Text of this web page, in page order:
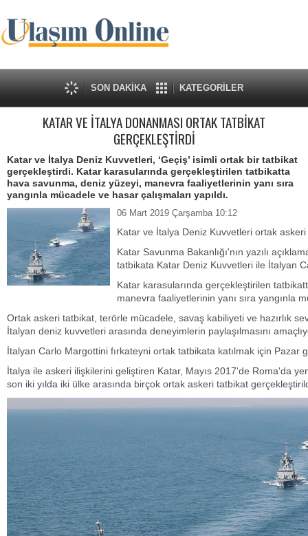
SON DAKİKA KATEGORİLER
KATAR VE İTALYA DONANMASI ORTAK TATBİKAT
GERÇEKLEŞTİRDİ
Katar ve İtalya Deniz Kuvvetleri, ‘Geçiş’ isimli ortak bir tatbikat
gerçekleştirdi. Katar karasularında gerçekleştirilen tatbikatta
hava savunma, deniz yüzeyi, manevra faaliyetlerinin yanı sıra
yangınla mücadele ve hasar çalışmaları yapıldı.
06 Mart 2019 Çarşamba 10:12
Katar ve İtalya Deniz Kuvvetleri ortak
Katar Savunma Bakanlığı'nın yazılı
tatbikata Katar Deniz Kuvvetleri ile İtalyan
Katar karasularında gerçekleştirilen
manevra faaliyetlerinin yanı sıra yangınla
Ortak askeri tatbikat, terörle mücadele, savaş kabiliyeti ve hazırlık
İtalyan deniz kuvvetleri arasında deneyimlerin paylaşılmasını
İtalyan Carlo Margottini fırkateyni ortak tatbikata katılmak için Pazar
İtalya ile askeri ilişkilerini geliştiren Katar, Mayıs 2017'de Roma'da
son iki yılda iki ülke arasında birçok ortak askeri tatbikat